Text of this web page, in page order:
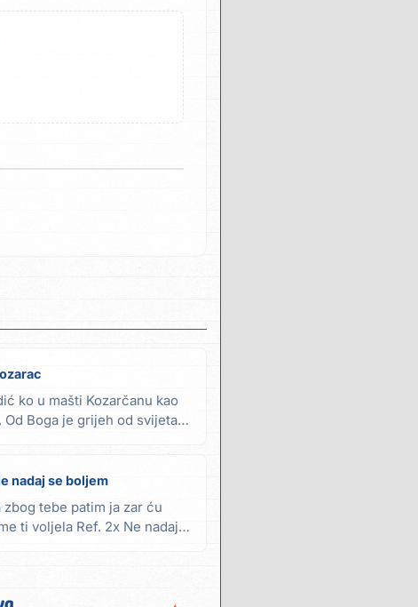
ko u mašti Kozarčanu kao
Od Boga je grijeh od svijeta
nadaj se boljem
tebe patim ja zar ću
ti voljela Ref. 2x Ne nadaj